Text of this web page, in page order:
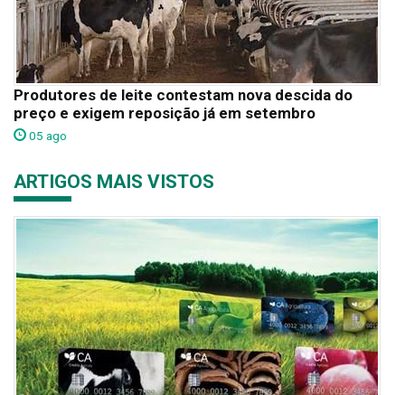
Produtores de leite contestam nova descida do
preço e exigem reposição já em setembro
05 ago
ARTIGOS MAIS VISTOS